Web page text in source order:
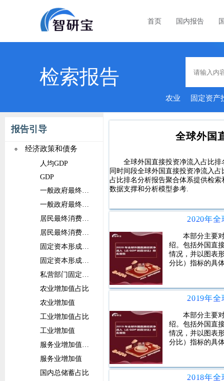
首页 国内报告
检索报告
农业 固定资产
报告引导
经济政策和债务
人均GDP
GDP
一般政府最终消费支出占比
一般政府最终消费支出
居民最终消费支出占比
居民最终消费支出
固定资本形成总额占比
固定资本形成总额
私营部门固定资本形成总额
农业增加值占比
农业增加值
工业增加值占比
工业增加值
服务业增加值占比
服务业增加值
国内总储蓄占比
全球外国
全球外国直接投资净流入占比
同时间段全球外国直接投资净流入
占比排名分析报告聚合体系提供检
数据支撑和分析模型参考.
本部分主要
绍。包括外国直
情况，并以图表
分比）指标的具
本部分主要
绍。包括外国直
情况，并以图表
分比）指标的具